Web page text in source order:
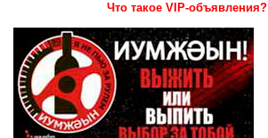
Что такое VIP-объявления?